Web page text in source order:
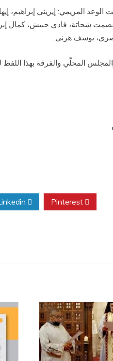
الوعد المريمي: إيريني
شحاتة، فادي حبيش، كمال
يوسف هرني.
المحلّي والفرقة بهذا